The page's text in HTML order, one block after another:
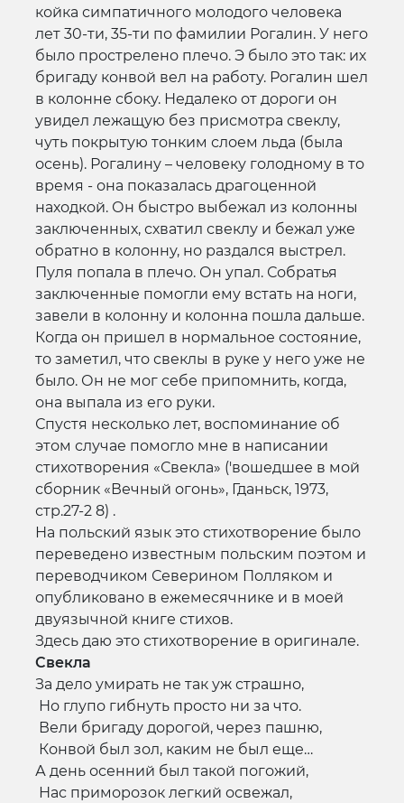
койка симпатичного молодого человека
лет 30-ти, 35-ти по фамилии Рогалин. У него
было прострелено плечо. Э было это так: их
бригаду конвой вел на работу. Рогалин шел
в колонне сбоку. Недалеко от дороги он
увидел лежащую без присмотра свеклу,
чуть покрытую тонким слоем льда (была
осень). Рогалину – человеку голодному в то
время - она показалась драгоценной
находкой. Он быстро выбежал из колонны
заключенных, схватил свеклу и бежал уже
обратно в колонну, но раздался выстрел.
Пуля попала в плечо. Он упал. Собратья
заключенные помогли ему встать на ноги,
завели в колонну и колонна пошла дальше.
Когда он пришел в нормальное состояние,
то заметил, что свеклы в руке у него уже не
было. Он не мог себе припомнить, когда,
она выпала из его руки.
Спустя несколько лет, воспоминание об
этом случае помогло мне в написании
стихотворения «Свекла» ('вошедшее в мой
сборник «Вечный огонь», Гданьск, 1973,
стр.27-2 8) .
На польский язык это стихотворение было
переведено известным польским поэтом и
переводчиком Северином Полляком и
опубликовано в ежемесячнике и в моей
двуязычной книге стихов.
Здесь даю это стихотворение в оригинале.
Свекла
За дело умирать не так уж страшно,
Но глупо гибнуть просто ни за что.
Вели бригаду дорогой, через пашню,
Конвой был зол, каким не был еще…
А день осенний был такой погожий,
Нас приморозок легкий освежал,